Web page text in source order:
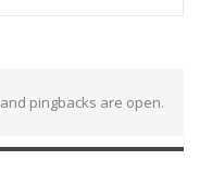
and pingbacks are open.